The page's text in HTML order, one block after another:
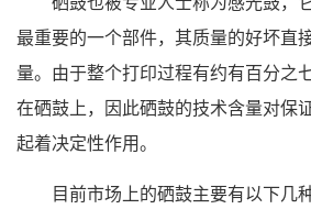
最重要的一个部件，其质量的好坏直
量。由于整个打印过程有约有百分之
在硒鼓上，因此硒鼓的技术含量对保
起着决定性作用。
目前市场上的硒鼓主要有以下几